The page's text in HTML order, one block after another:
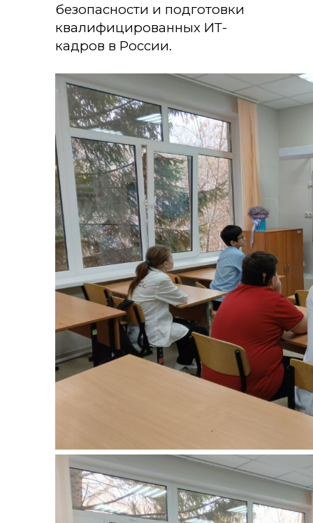
безопасности и подготовки
квалифицированных ИТ-
кадров в России.